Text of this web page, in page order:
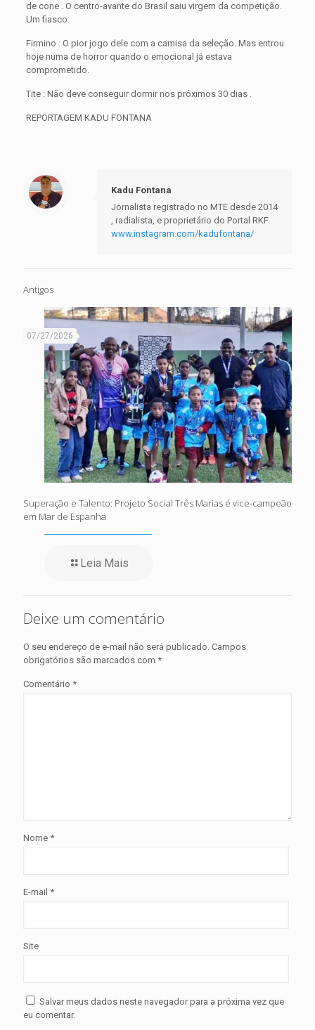
de cone . O centro-avante do Brasil saiu virgem da competição.
Um fiasco.
Firmino : O pior jogo dele com a camisa da seleção. Mas entrou
hoje numa de horror quando o emocional já estava
comprometido.
Tite : Não deve conseguir dormir nos próximos 30 dias .
REPORTAGEM KADU FONTANA
Kadu Fontana
Jornalista registrado no MTE desde 2014
, radialista, e proprietário do Portal RKF.
www.instagram.com/kadufontana/
Antigos
07/27/2026
Superação e Talento: Projeto Social Três Marias é vice-campeão
em Mar de Espanha
Leia Mais
Deixe um comentário
O seu endereço de e-mail não será publicado. Campos
obrigatórios são marcados com *
Comentário *
Nome *
E-mail *
Site
Salvar meus dados neste navegador para a próxima vez que
eu comentar.